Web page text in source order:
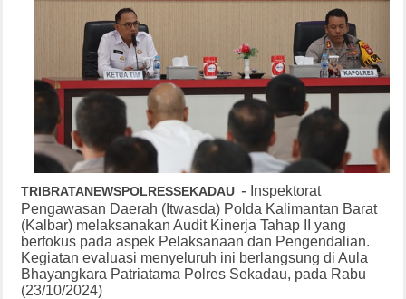
TRIBRATANEWSPOLRESSEKADAU - Inspektorat
Pengawasan Daerah (Itwasda) Polda Kalimantan Barat
(Kalbar) melaksanakan Audit Kinerja Tahap II yang
berfokus pada aspek Pelaksanaan dan Pengendalian.
Kegiatan evaluasi menyeluruh ini berlangsung di Aula
Bhayangkara Patriatama Polres Sekadau, pada Rabu
(23/10/2024)